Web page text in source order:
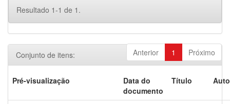
Resultado 1-1 de 1.
Anterior 1 Próximo
Conjunto de itens:
Pré-visualização
Data do
documento
Título